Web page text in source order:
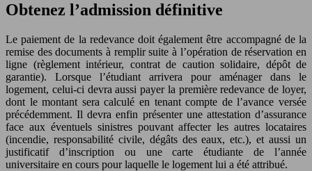
Obtenez l’admission définitive
Le paiement de la redevance doit également être accompagné de la
remise des documents à remplir suite à l’opération de réservation en
ligne (règlement intérieur, contrat de caution solidaire, dépôt de
garantie). Lorsque l’étudiant arrivera pour aménager dans le
logement, celui-ci devra aussi payer la première redevance de loyer,
dont le montant sera calculé en tenant compte de l’avance versée
précédemment. Il devra enfin présenter une attestation d’assurance
face aux éventuels sinistres pouvant affecter les autres locataires
(incendie, responsabilité civile, dégâts des eaux, etc.), et aussi un
justificatif d’inscription ou une carte étudiante de l’année
universitaire en cours pour laquelle le logement lui a été attribué.